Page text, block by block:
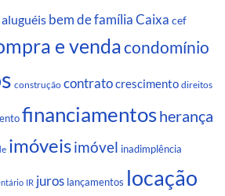
aluguéis bem de família Caixa cef
e vendacondomínio
construção contratocrescimento direitos
financiamentosherança
imóveisimóvel inadimplência
IR juros lançamentos locação